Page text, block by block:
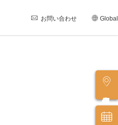
お問い合わせ Global